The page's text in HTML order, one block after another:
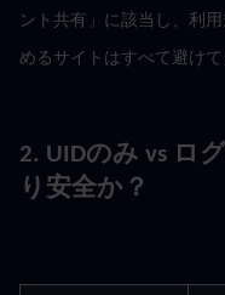
ント共有」に該当し、利
めるサイトはすべて避けて
2. UIDのみ vs ロ
り安全か？